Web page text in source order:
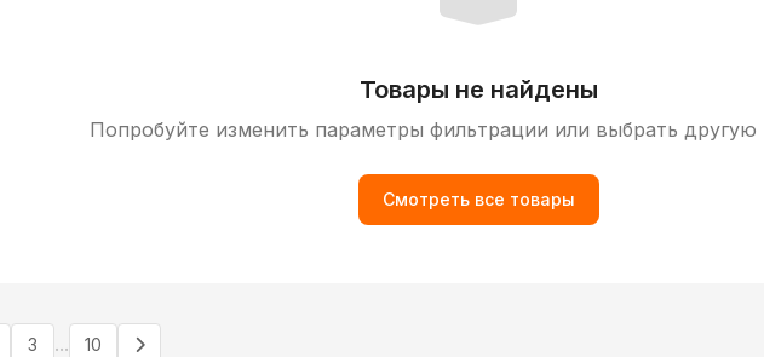
Товары не найдены
Попробуйте изменить параметры фильтрации или выбрать другую
Смотреть все товары
3 ... 10